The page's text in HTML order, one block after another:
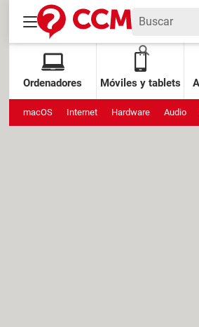
Ordenadores Móviles y tablets
macOS Internet Hardware Audio